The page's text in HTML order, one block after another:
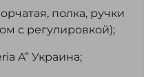
полка, ручки
с регулировкой);
A” Украина;